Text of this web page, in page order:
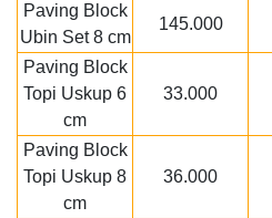
Paving Block
Ubin Set 8 cm
145.000
Paving Block
Topi Uskup 6
cm
33.000
Paving Block
Topi Uskup 8
cm
36.000